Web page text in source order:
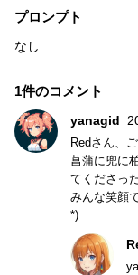
プロンプト
なし
1件のコメント
yanagid
Redさん、
菖蒲に兜に
てくださっ
みんな笑顔
*)